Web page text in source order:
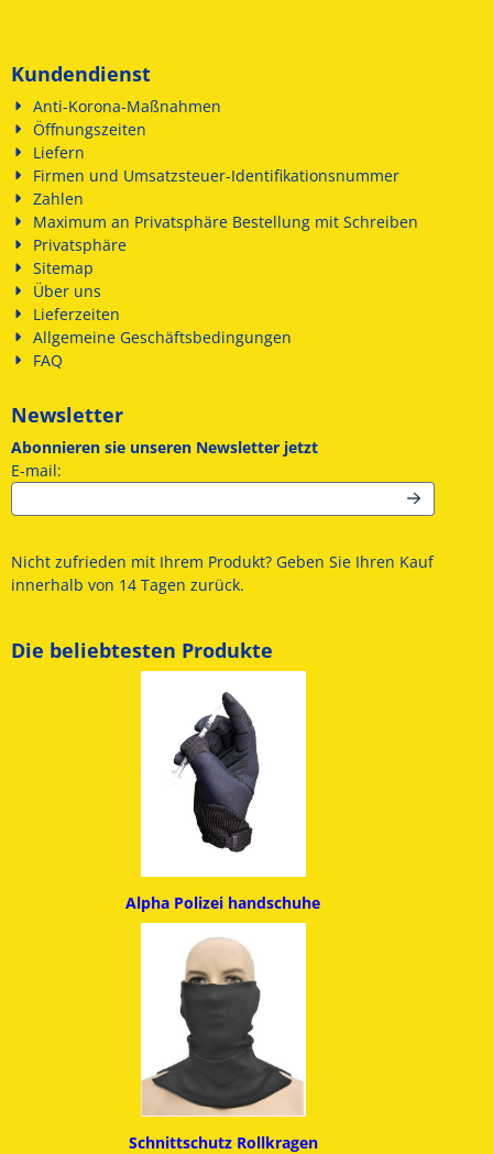
Kundendienst
Anti-Korona-Maßnahmen
Öffnungszeiten
Liefern
Firmen und Umsatzsteuer-Identifikationsnummer
Zahlen
Maximum an Privatsphäre Bestellung mit Schreiben
Privatsphäre
Sitemap
Über uns
Lieferzeiten
Allgemeine Geschäftsbedingungen
FAQ
Newsletter
Abonnieren sie unseren Newsletter jetzt
E-mail:
Nicht zufrieden mit Ihrem Produkt? Geben Sie Ihren Kauf
innerhalb von 14 Tagen zurück.
Die beliebtesten Produkte
Alpha Polizei handschuhe
SchnittschutzRollkragen